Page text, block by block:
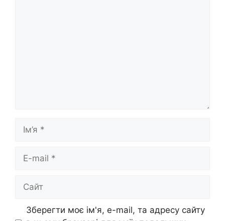
mail
Зберегти моє ім'я, e-mail, та адресу сайту